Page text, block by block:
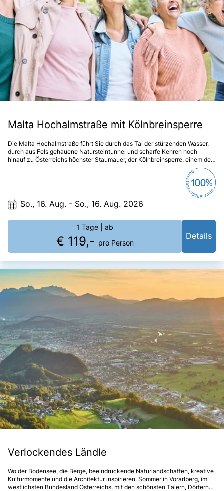
Malta Hochalmstraße mit Kölnbreinsperre
Die Malta Hochalmstraße führt Sie durch das Tal der stürzenden Wasser,
durch aus Fels gehauene Natursteintunnel und scharfe Kehren hoch
hinauf zu Österreichs höchster Staumauer, der Kölnbreinsperre, einem der
beliebtesten Ausflugsziele Kärntens. Schon die Anfahrt wird zu einem
So., 16. Aug. - So., 16. Aug. 2026
1 Tage | ab
€ 119,- pro Person
Details
Verlockendes Ländle
Wo der Bodensee, die Berge, beeindruckende Naturlandschaften, kreative
Kulturmomente und die Architektur inspirieren. Sommer in Vorarlberg, im
westlichsten Bundesland Österreichs, mit den schönsten Tälern, Dörfern